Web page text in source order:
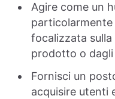
Agire come un
focalizzata
prodotto o
Fornisci un
acquisire utenti